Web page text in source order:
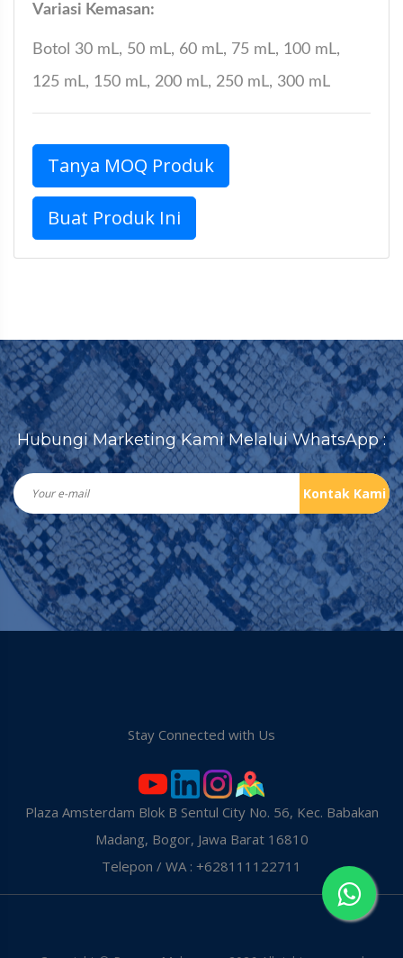
Variasi Kemasan:
Botol 30 mL, 50 mL, 60 mL, 75 mL, 100 mL,
125 mL, 150 mL, 200 mL, 250 mL, 300 mL
Tanya MOQ Produk
Buat Produk Ini
Hubungi Marketing Kami Melalui WhatsApp :
Kontak Kami
Stay Connected with Us
Plaza Amsterdam Blok B Sentul City No. 56, Kec. Babakan
Madang, Bogor, Jawa Barat 16810
Telepon / WA : +628111122711